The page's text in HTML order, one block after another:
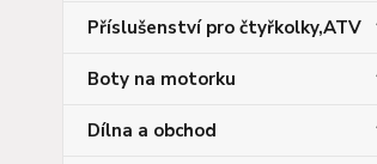
Příslušenství pro čtyřkolky,ATV
Boty na motorku
Dílna a obchod